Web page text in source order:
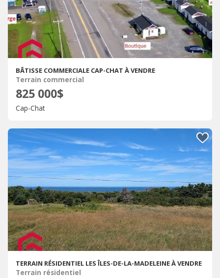
BÂTISSE COMMERCIALE CAP-CHAT À VENDRE
Terrain commercial
825 000$
Cap-Chat
TERRAIN RÉSIDENTIEL LES ÎLES-DE-LA-MADELEINE À VENDRE
Terrain résidentiel